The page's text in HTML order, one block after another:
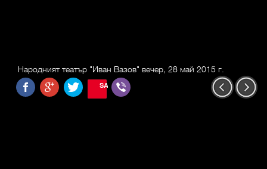
Народният театър "Иван Вазов" вечер, 28 май 2015 г.
SAVE